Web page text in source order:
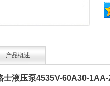
产品概述
士液压泵4535V-60A30-1AA-